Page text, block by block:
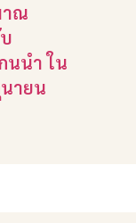
าณ
นนำ ใน
ายน